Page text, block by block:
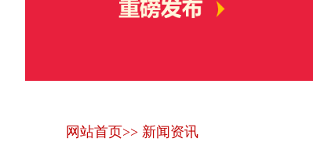
网站首页>> 新闻资讯